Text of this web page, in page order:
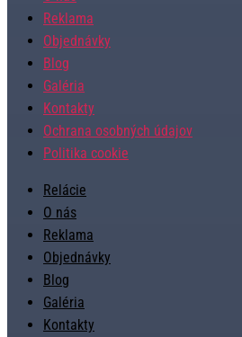
Reklama
Objednávky
Blog
Galéria
Kontakty
Ochrana osobných údajov
Politika cookie
Relácie
O nás
Reklama
Objednávky
Blog
Galéria
Kontakty